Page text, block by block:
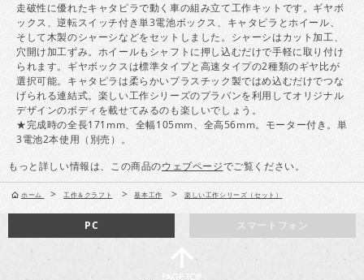
走破性に優れたキャタピラで動く車の組み立て工作キットです。ギヤボ
ックス、逆転スイッチ付き単3電池ボックス、キャタピラとホイール、
そして木製のシャーシなどをセットしました。シャーシはカット加工、
穴開け加工ずみ。ホイールもシャフトに押し込むだけで手軽に取り付け
られます。ギヤボックスは標準タイプと高速タイプの2種類のギヤ比が
選択可能。キャタピラは柔らかいプラスチック製ではめ込むだけでつな
げられる連結式。楽しい工作シリーズのプラバンを利用してオリジナル
デザインのボディを載せてみるのも楽しいでしょう。
★完成時の全長171mm、全幅105mm、全高56mm。モーター付き。単
3電池2本使用（別売）。
もっと詳しい情報は、この商品のウェブページでご覧ください。
ホーム > 工作＆クラフト > 基本工作 > 楽しい工作シリーズ（セット）
スマートフォン
PC